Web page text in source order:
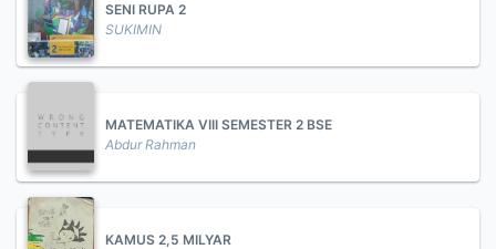
SENI RUPA 2
SUKIMIN
MATEMATIKA VIII SEMESTER 2 BSE
Abdur Rahman
KAMUS 2,5 MILYAR